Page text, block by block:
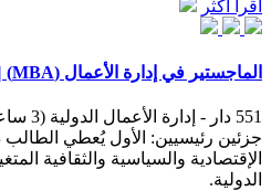
اقرأ أكثر
الماجستير في إدارة الأعمال (MBA) | كلية إدارة الأعمال
551
جزئين رئيسيين: الأول يُعطي الطالب
الإقتصادية والسياسية والثقافية
الدولية.